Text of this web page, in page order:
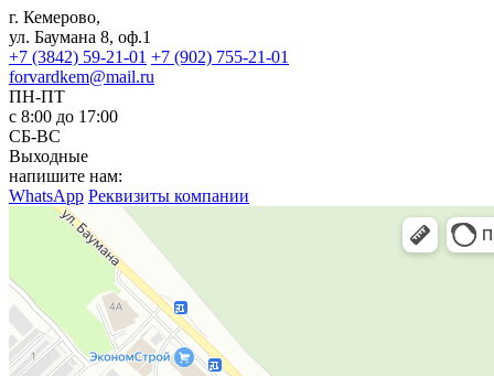
г. Кемерово,
ул. Баумана 8, оф.1
+7 (3842) 59-21-01 +7 (902) 755-21-01
forvardkem@mail.ru
ПН-ПТ
с 8:00 до 17:00
СБ-ВС
Выходные
напишите нам:
WhatsApp Реквизиты компании